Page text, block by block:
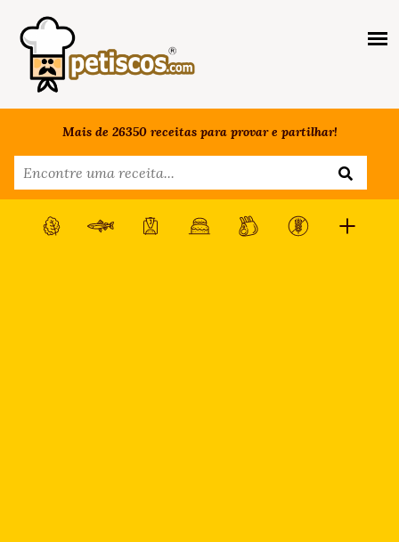
Mais de 26350 receitas para provar e partilhar!